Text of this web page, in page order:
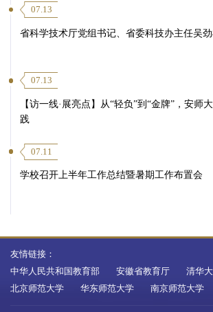
07.13
省科学技术厅党组书记、省委科技办主任吴
07.13
【访一线·展亮点】从“轻负”到“金牌”，安师
践
07.11
学校召开上半年工作总结暨暑期工作布置会
友情链接：
中华人民共和国教育部
安徽省教育厅 清华
北京师范大学
华东师范大学 南京师范大学